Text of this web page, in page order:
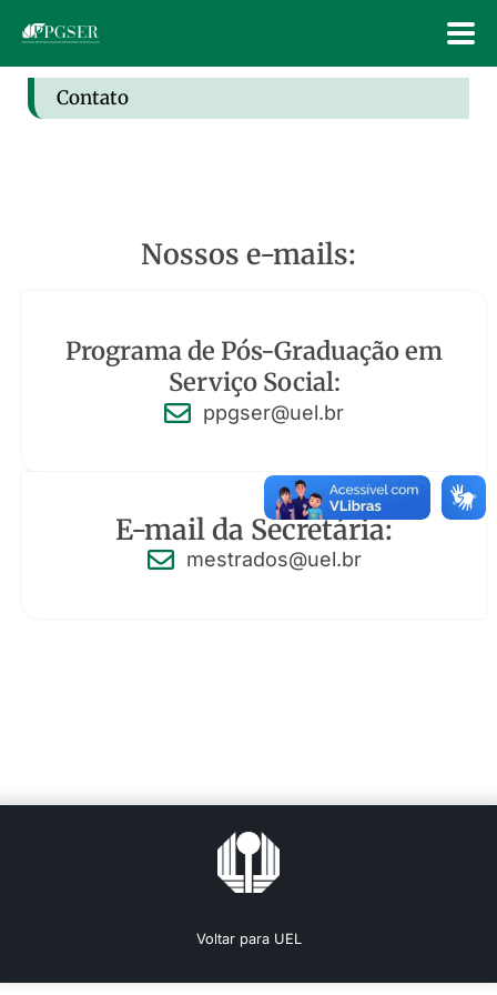
Contato
Nossos e-mails:
Programa de Pós-Graduação em
Serviço Social:
ppgser@uel.br
E-mail da Secretária:
mestrados@uel.br
Voltar para UEL